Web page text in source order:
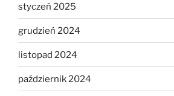
styczeń 2025
grudzień 2024
listopad 2024
październik 2024